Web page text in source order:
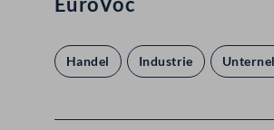
Handel Industrie